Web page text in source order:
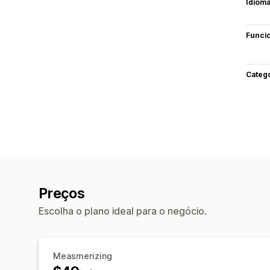
Preços
Escolha o plano ideal para o negócio.
Measmerizing